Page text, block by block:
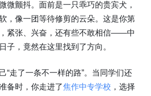
微颤抖。面前是一只乖巧的贵宾犬，
，像一团等待修剪的云朵。这是你第
紧张、兴奋，还有些不敢相信——中
子，竟然在这里找到了方向。
“走了一条不一样的路”。当同学们还
备时，你走进了焦作中专学校 ，选择